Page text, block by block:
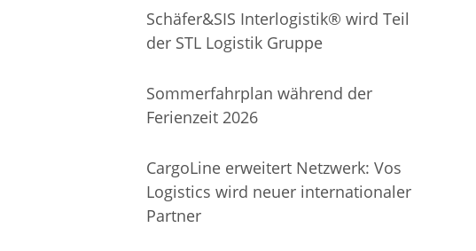
Schäfer&SIS Interlogistik® wird Teil
der STL Logistik Gruppe
Sommerfahrplan während der
Ferienzeit 2026
CargoLine erweitert Netzwerk: Vos
Logistics wird neuer internationaler
Partner